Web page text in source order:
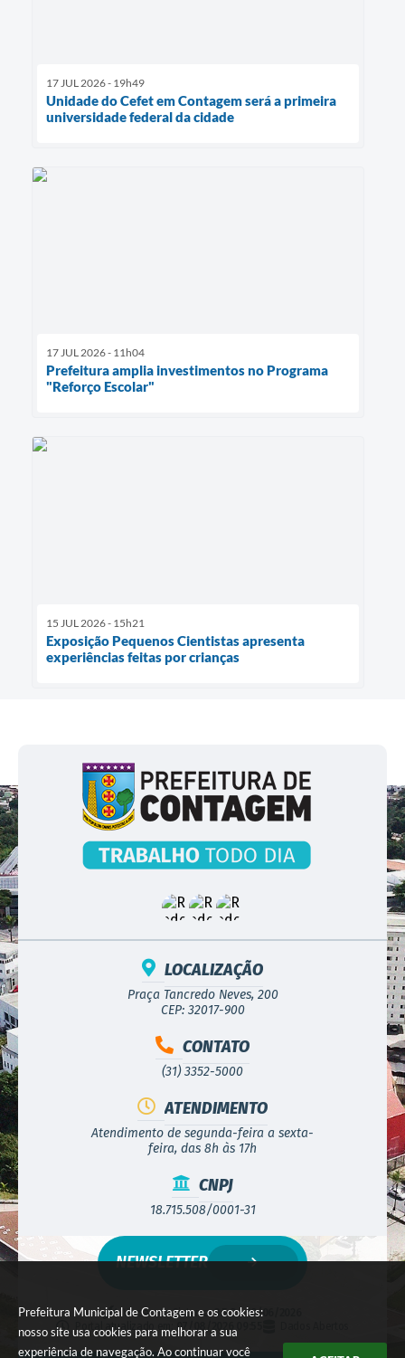
Prefeitura Municipal de Contagem e os cookies:
nosso site usa cookies para melhorar a sua
experiência de navegação. Ao continuar você
17 JUL 2026 - 19h49
Unidade do Cefet em Contagem será a primeira
universidade federal da cidade
17 JUL 2026 - 11h04
Prefeitura amplia investimentos no Programa
"Reforço Escolar"
15 JUL 2026 - 15h21
Exposição Pequenos Cientistas apresenta
experiências feitas por crianças
LOCALIZAÇÃO
Praça Tancredo Neves, 200
CEP: 32017-900
CONTATO
(31) 3352-5000
ATENDIMENTO
Atendimento de segunda-feira a sexta-
feira, das 8h às 17h
CNPJ
18.715.508/0001-31
Versão do Sistema:3.5.3 - 19/06/2026
Portal atualizado em:
07/08/2026 09:55
NEWSLETTER